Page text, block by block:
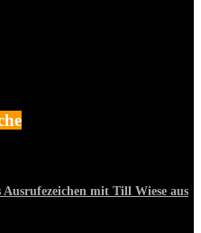
mit Till Wiese aus